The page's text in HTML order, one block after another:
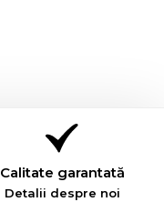
Calitate garantată
Detalii despre noi